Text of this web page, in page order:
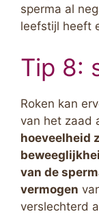
sperma al
leefstijl heeft
Tip 8:
Roken kan
van het zaad
hoeveelheid
van de
vermogen
verslechterd